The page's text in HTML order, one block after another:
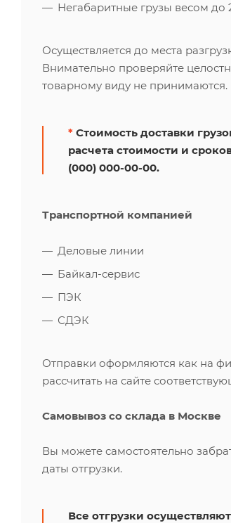
Негабаритные грузы весом до
Осуществляется до места
Внимательно проверяйте
товарному виду не принимаются.
* Стоимость доставки
расчета стоимости и
(000) 000-00-00.
Транспортной компанией
Деловые линии
Байкал-сервис
ПЭК
СДЭК
Отправки оформляются как на
рассчитать на сайте
Самовывоз со склада в Москве
Вы можете самостоятельно
даты отгрузки.
Все отгрузки